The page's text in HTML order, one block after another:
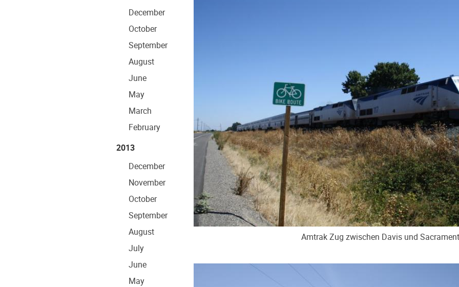
December
October
September
August
June
May
March
February
2013
December
November
October
September
August
July
June
May
Amtrak Zug zwischen Davis und